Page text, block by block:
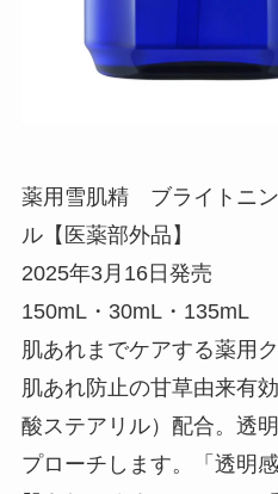
薬用雪肌精 ブライトニ
ル【医薬部外品】
2025年3月16日発売
150mL・30mL・135mL
肌あれまでケアする薬用
肌あれ防止の甘草由来有
酸ステアリル）配合。透
プローチします。「透明